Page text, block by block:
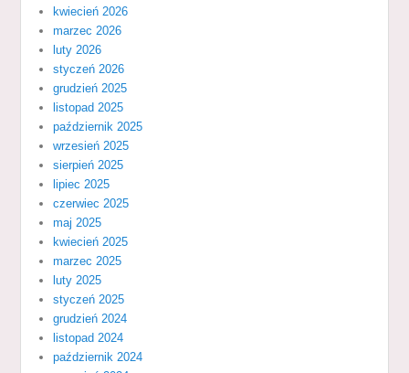
kwiecień 2026
marzec 2026
luty 2026
styczeń 2026
grudzień 2025
listopad 2025
październik 2025
wrzesień 2025
sierpień 2025
lipiec 2025
czerwiec 2025
maj 2025
kwiecień 2025
marzec 2025
luty 2025
styczeń 2025
grudzień 2024
listopad 2024
październik 2024